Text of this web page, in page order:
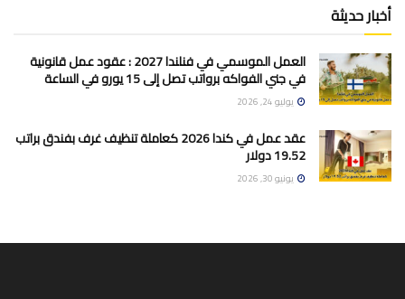
أخبار حديثة
العمل الموسمي في فنلندا 2027 : عقود عمل قانونية
في جني الفواكه برواتب تصل إلى 15 يورو في الساعة
يوليو 24, 2026
عقد عمل في كندا 2026 كعاملة تنظيف غرف بفندق براتب
19.52 دولار
يونيو 30, 2026